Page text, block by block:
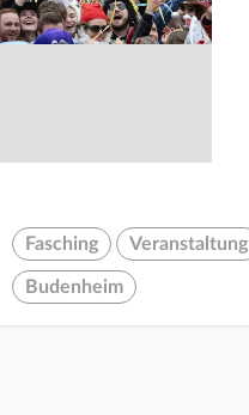
Fasching Veranstaltung
Budenheim